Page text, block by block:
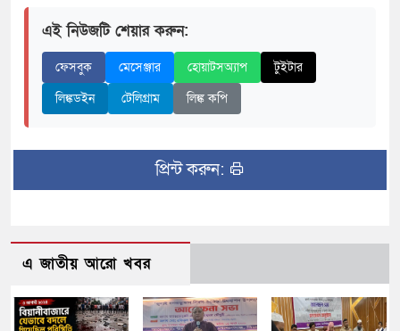
এই নিউজটি শেয়ার করুন:
ফেসবুক মেসেঞ্জার হোয়াটসঅ্যাপ
টুইটার
লিঙ্কডইন
টেলিগ্রাম লিঙ্ক কপি
প্রিন্ট করুন:
এ জাতীয় আরো খবর